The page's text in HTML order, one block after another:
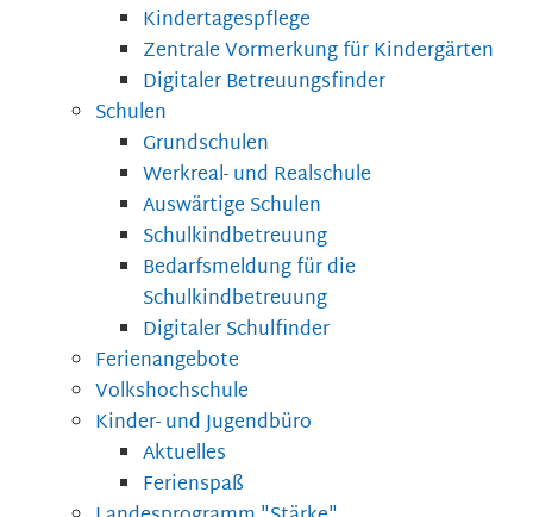
Kindertagespflege
Zentrale Vormerkung für Kindergärten
Digitaler Betreuungsfinder
Schulen
Grundschulen
Werkreal- und Realschule
Auswärtige Schulen
Schulkindbetreuung
Bedarfsmeldung für die
Schulkindbetreuung
Digitaler Schulfinder
Ferienangebote
Volkshochschule
Kinder- und Jugendbüro
Aktuelles
Ferienspaß